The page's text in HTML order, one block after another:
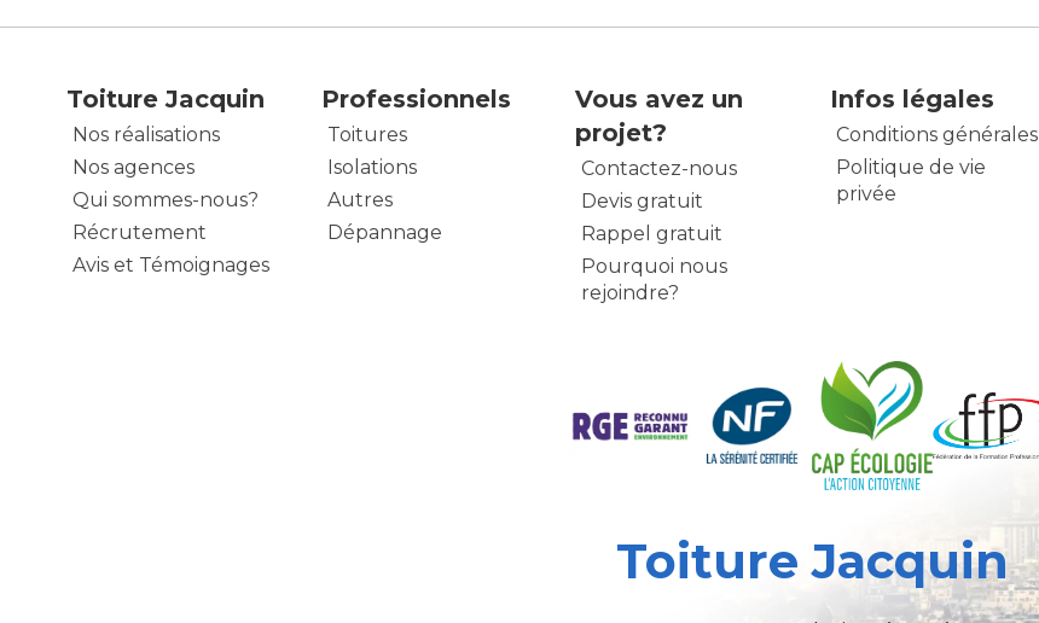
Toiture Jacquin
Nos réalisations
Nos agences
Qui sommes-nous?
Récrutement
Avis et Témoignages
Professionnels
Toitures
Isolations
Autres
Dépannage
Vous avez un
projet?
Contactez-nous
Devis gratuit
Rappel gratuit
Pourquoi nous
rejoindre?
Infos légales
Conditions générales
Politique de vie
privée
Toiture Jacquin